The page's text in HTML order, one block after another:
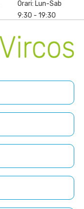
Orari: Lun-Sab
9:30 - 19:30